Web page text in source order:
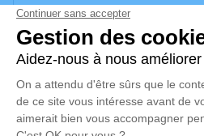
Vous pourrez l’accompagner
même jour à 17 h 30, où ces
de Jeannine, son épouse
Merci de respecter ses voeux
plaques.